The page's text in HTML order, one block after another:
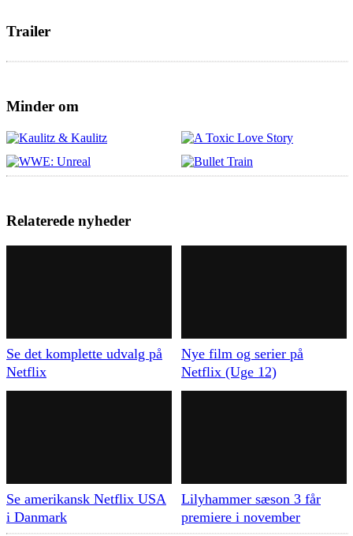
Trailer
Minder om
Relaterede nyheder
Se det komplette udvalg på
Netflix
Nye film og serier på
Netflix (Uge 12)
Se amerikansk Netflix USA
i Danmark
Lilyhammer sæson 3 får
premiere i november